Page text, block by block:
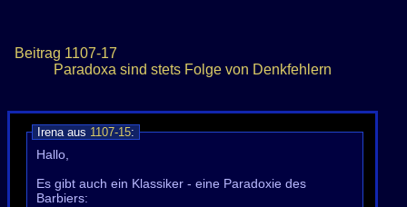
Beitrag 1107-17
Paradoxa sind stets Folge von Denkfehlern
Irena aus 1107-15:
Hallo,
Es gibt auch ein Klassiker - eine Paradoxie des
Barbiers: